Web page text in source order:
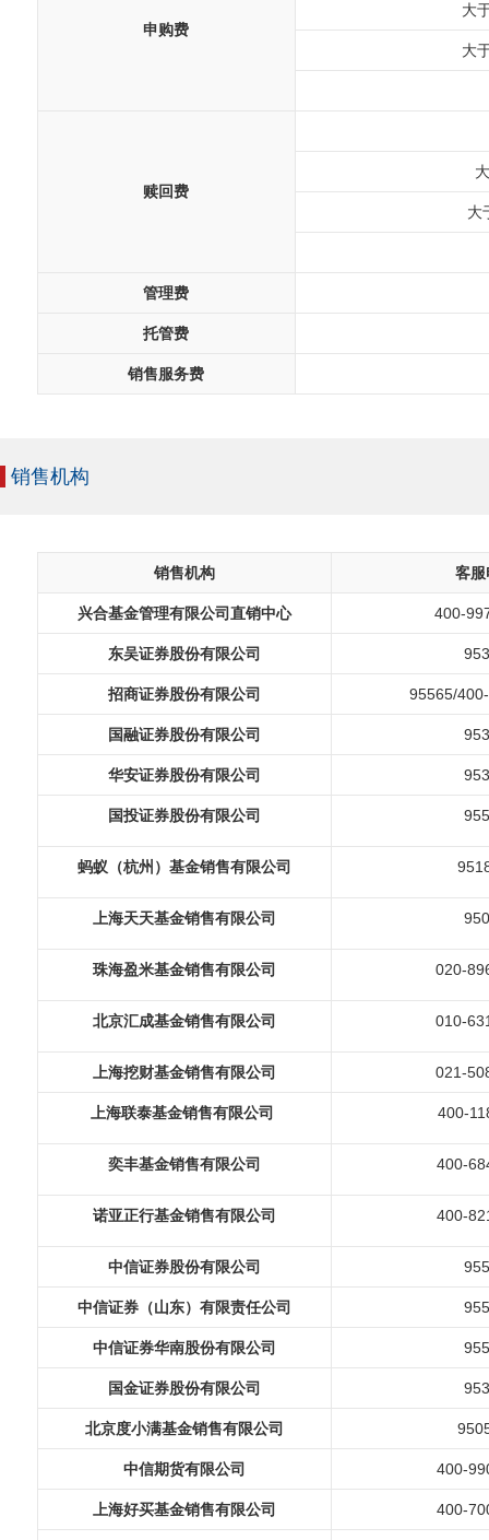
申购费
大
大
赎回费
大
管理费
托管费
销售服务费
销售机构
销售机构 客
兴合基金管理有限公司直销中心 400-
东吴证券股份有限公司
招商证券股份有限公司 95565/
国融证券股份有限公司
华安证券股份有限公司
国投证券股份有限公司
蚂蚁（杭州）基金销售有限公司
上海天天基金销售有限公司
珠海盈米基金销售有限公司 020-
北京汇成基金销售有限公司 010-
上海挖财基金销售有限公司 021-
上海联泰基金销售有限公司 400-
奕丰基金销售有限公司 400-
诺亚正行基金销售有限公司 400-
中信证券股份有限公司
中信证券（山东）有限责任公司
中信证券华南股份有限公司
国金证券股份有限公司
北京度小满基金销售有限公司
中信期货有限公司 400-
上海好买基金销售有限公司 400-